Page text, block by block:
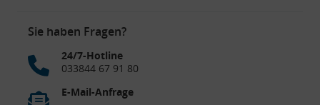
Sie haben Fragen?
24/7-Hotline
033844 67 91 80
E-Mail-Anfrage